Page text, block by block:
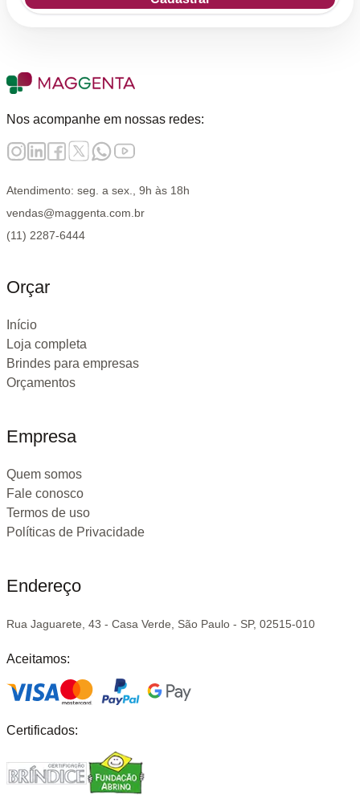
Nos acompanhe em nossas redes:
Atendimento: seg. a sex., 9h às 18h
vendas@maggenta.com.br
(11) 2287-6444
Orçar
Início
Loja completa
Brindes para empresas
Orçamentos
Empresa
Quem somos
Fale conosco
Termos de uso
Políticas de Privacidade
Endereço
Rua Jaguarete, 43 - Casa Verde, São Paulo - SP, 02515-010
Aceitamos:
Certificados: